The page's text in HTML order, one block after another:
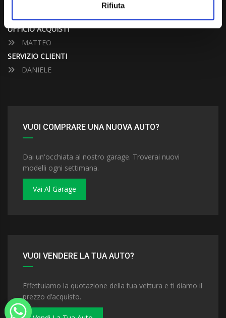
Rifiuta
UFFICIO ACQUISTI
MATTEO
SERVIZIO CLIENTI
DANIELE
VUOI COMPRARE UNA NUOVA AUTO?
Dai un'occhiata al nostro garage. Troverai nuovi
modelli ogni settimana.
Vai Al Garage
VUOI VENDERE LA TUA AUTO?
Effettuiamo la quotazione della tua vettura e ti diamo il
prezzo d’acquisto.